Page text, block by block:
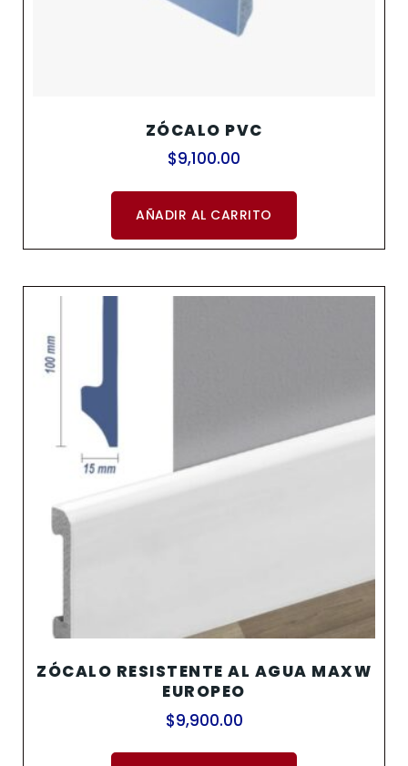
ZÓCALO PVC
$9,100.00
AÑADIR AL CARRITO
ZÓCALO RESISTENTE AL AGUA MAXW
EUROPEO
$9,900.00